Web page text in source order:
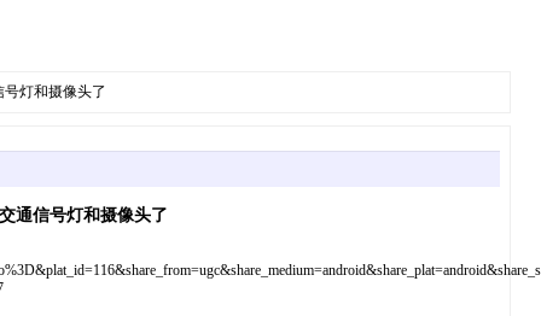
灯和摄像头了
通信号灯和摄像头了